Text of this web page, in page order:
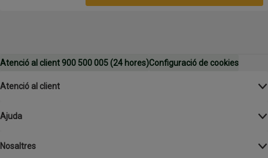
Atenció al client 900 500 005 (24 hores)Configuració de cookies
Atenció al client
Ajuda
Nosaltres